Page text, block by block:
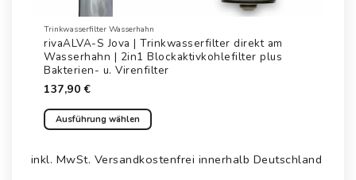
Trinkwasserfilter Wasserhahn
rivaALVA-S Jova | Trinkwasserfilter direkt am
Wasserhahn | 2in1 Blockaktivkohlefilter plus
Bakterien- u. Virenfilter
137,90€
Ausführung wählen
Produkt
inkl. MwSt. Versandkostenfrei innerhalb Deutschland